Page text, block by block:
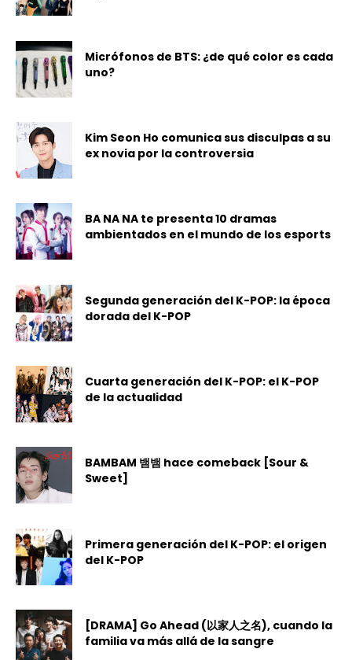
Micrófonos de BTS: ¿de qué color es cada
uno?
Kim Seon Ho comunica sus disculpas a su
ex novia por la controversia
BA NA NA te presenta 10 dramas
ambientados en el mundo de los esports
Segunda generación del K-POP: la época
dorada del K-POP
Cuarta generación del K-POP: el K-POP
de la actualidad
BAMBAM 뱀뱀 hace comeback [Sour &
Sweet]
Primera generación del K-POP: el origen
del K-POP
[DRAMA] Go Ahead (以家人之名), cuando la
familia va más allá de la sangre